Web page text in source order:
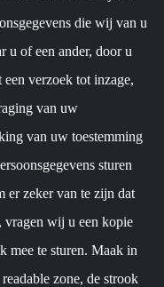
die wij van u
u of een ander, door u
verzoek tot inzage,
van uw
van uw toestemming
sturen
er zeker van te zijn dat
vragen wij u een kopie
mee te sturen. Maak in
zone, de strook